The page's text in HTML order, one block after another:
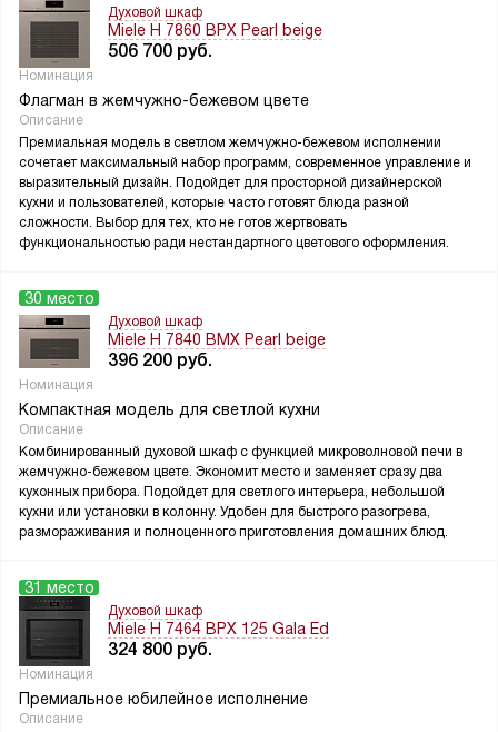
Духовой шкаф
Miele H 7860 BPX Pearl beige
506 700 руб.
Номинация
Флагман в жемчужно-бежевом цвете
Описание
Премиальная модель в светлом жемчужно-бежевом исполнении
сочетает максимальный набор программ, современное управление и
выразительный дизайн. Подойдет для просторной дизайнерской
кухни и пользователей, которые часто готовят блюда разной
сложности. Выбор для тех, кто не готов жертвовать
функциональностью ради нестандартного цветового оформления.
30 место
Духовой шкаф
Miele H 7840 BMX Pearl beige
396 200 руб.
Номинация
Компактная модель для светлой кухни
Описание
Комбинированный духовой шкаф с функцией микроволновой печи в
жемчужно-бежевом цвете. Экономит место и заменяет сразу два
кухонных прибора. Подойдет для светлого интерьера, небольшой
кухни или установки в колонну. Удобен для быстрого разогрева,
размораживания и полноценного приготовления домашних блюд.
31 место
Духовой шкаф
Miele H 7464 BPX 125 Gala Ed
324 800 руб.
Номинация
Премиальное юбилейное исполнение
Описание